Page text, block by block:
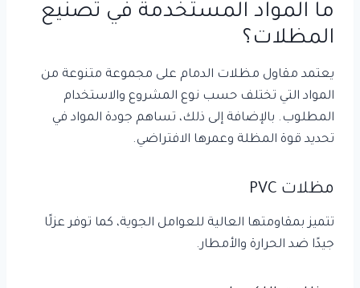
ما المواد المستخدمة في تصنيع
المظلات؟
يعتمد مقاول مظلات الدمام على مجموعة متنوعة من
المواد التي تختلف حسب نوع المشروع والاستخدام
المطلوب. بالإضافة إلى ذلك، تساهم جودة المواد في
تحديد قوة المظلة وعمرها الافتراضي.
مظلات PVC
تتميز بمقاومتها العالية للعوامل الجوية، كما توفر عزلًا
جيدًا ضد الحرارة والأمطار.